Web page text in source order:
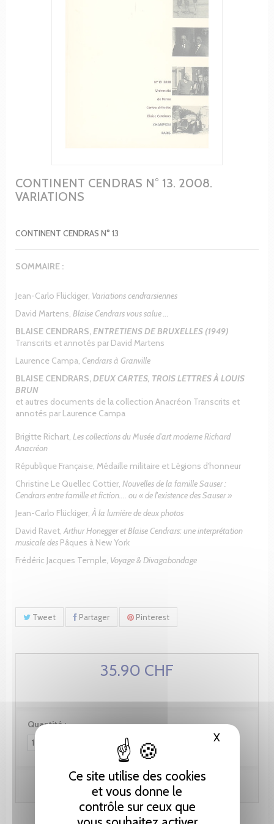
Ce site utilise des cookies
et vous donne le
contrôle sur ceux que
XMasquer
CONTINENT CENDRAS N° 13. 2008.
VARIATIONS
CONTINENT CENDRAS N° 13
SOMMAIRE :
Jean-Carlo Flückiger, Variations cendrarsiennes
David Martens, Blaise Cendrars vous salue ...
BLAISE CENDRARS, ENTRETIENS DE BRUXELLES (1949)
Transcrits et annotés par David Martens
Laurence Campa, Cendrars à Granville
BLAISE CENDRARS, DEUX CARTES, TROIS LETTRES À LOUIS
BRUN
et autres documents de la collection Anacréon Transcrits et
annotés par Laurence Campa
Brigitte Richart, Les collections du Musée d'art moderne Richard
Anacréon
République Française, Médaille militaire et Légions d'honneur
Christine Le Quellec Cottier, Nouvelles de la famille Sauser :
Cendrars entre famille et fiction.... ou « de l'existence des Sauser »
Jean-Carlo Flückiger, À la lumière de deux photos
David Ravet, Arthur Honegger et Blaise Cendrars: une interprétation
musicale des Pâques à New York
Frédéric Jacques Temple, Voyage & Divagabondage
Tweet Partager Pinterest
35.90 CHF
Quantité :
Ajouter au panier